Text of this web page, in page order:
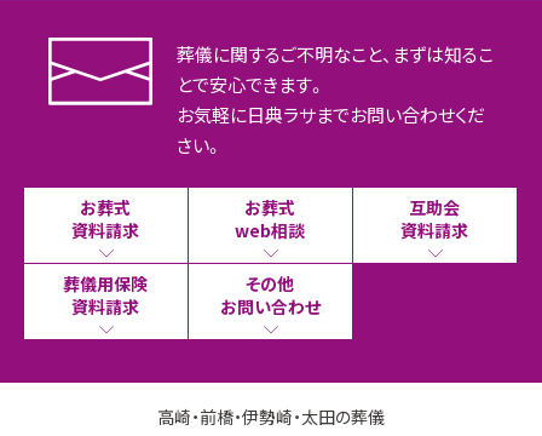
葬儀に関するご不明なこと、まずは知るこ
とで安心できます。
お気軽に日典ラサまでお問い合わせくだ
さい。
お葬式
資料請求
お葬式
web相談
互助会
資料請求
葬儀用保険
資料請求
その他
お問い合わせ
高崎・前橋・伊勢崎・太田の葬儀